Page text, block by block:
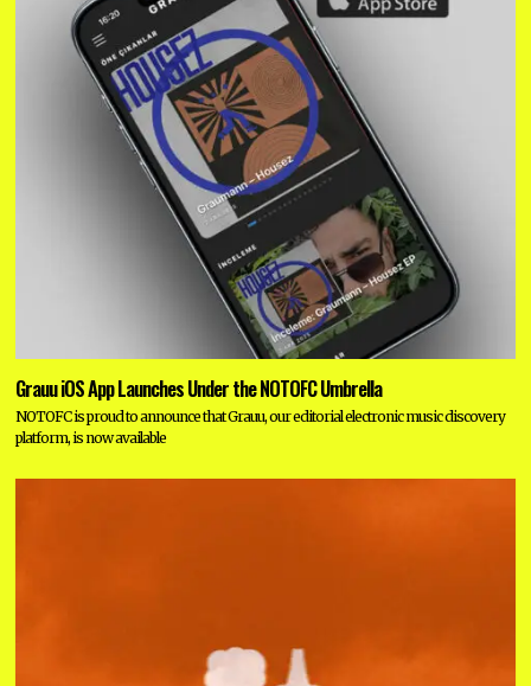
Grauu iOS App Launches Under the NOTOFC Umbrella
NOTOFC is proud to announce that Grauu, our editorial electronic music discovery
platform, is now available